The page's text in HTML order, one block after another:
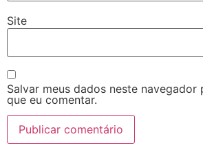
Site
Salvar meus dados neste navegador
que eu comentar.